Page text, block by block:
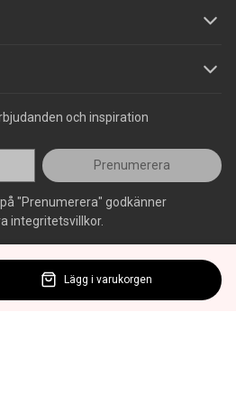
och inspiration
Prenumerera
"Prenumerera" godkänner
integritetsvillkor.
Lägg i varukorgen